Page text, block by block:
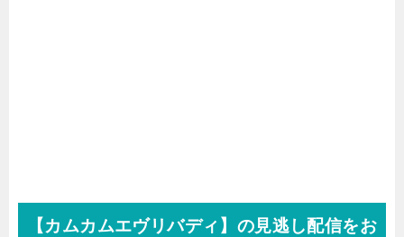
【カムカムエヴリバディ】の見逃し配信をお